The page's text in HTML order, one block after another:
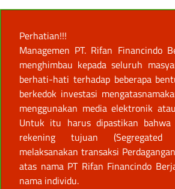
Perhatian!!!
Managemen PT. Rifan Financindo
menghimbau kepada seluruh
berhati-hati terhadap beberapa
berkedok investasi
menggunakan media elektronik
Untuk itu harus dipastikan
rekening tujuan (Segregated
melaksanakan transaksi
atas nama PT Rifan Financindo
nama individu.